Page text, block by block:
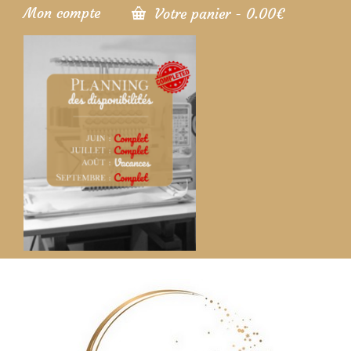
Mon compte Votre panier - 0.00€